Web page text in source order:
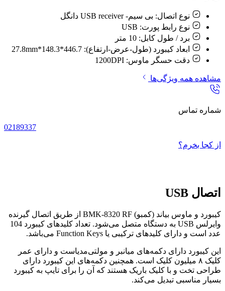
نوع اتصال: بی سیم- USB receiver دانگل
نوع رابط پورت: USB
برد / طول کابل: 10 متر
ابعاد کیبورد (طول-عرض-ارتفاع): 446.7*148.3*27.8mm
دقت حسگر ماوس: 1200DPI
مشاهده همه ویژگی‌ها
شماره تماس
02189337
از کجا بخرم؟
اتصال USB
کیبورد و ماوس بیاند (کمبو) BMK-8320 RF از طریق اتصال گیرنده
وایرلس USB به دستگاه متصل می‌شود. تعداد کلیدهای کیبورد 104
عدد است و دارای کلیدهای ترکیبی یا Function Keys می‌باشد.
این کیبورد دارای دکمه‌های میانبر و مولتی‌مدیاست و دارای عمر
کلیک ۸ میلیون کلیک است. همچنین دکمه‌های این کیبورد دارای
طراحی تخت و با کلیک باریک هستند که آن را برای تایپ به کیبورد
بسیار مناسبی تبدیل می‌کند.